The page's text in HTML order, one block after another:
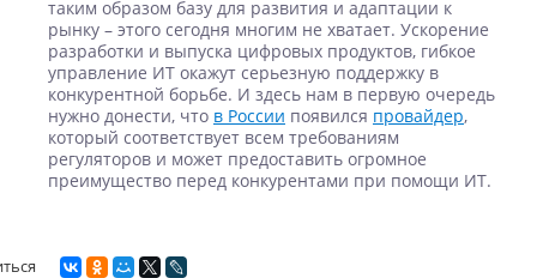
таким образом базу для развития и адаптации к
рынку – этого сегодня многим не хватает. Ускорение
разработки и выпуска цифровых продуктов, гибкое
управление ИТ окажут серьезную поддержку в
конкурентной борьбе. И здесь нам в первую очередь
нужно донести, что в России появился провайдер,
который соответствует всем требованиям
регуляторов и может предоставить огромное
преимущество перед конкурентами при помощи ИТ.